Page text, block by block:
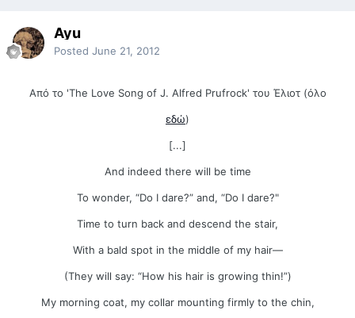
Ayu
Posted June 21, 2012
Από το 'The Love Song of J. Alfred Prufrock' του Έλιοτ (όλο
εδώ)
[...]
And indeed there will be time
To wonder, “Do I dare?” and, “Do I dare?"
Time to turn back and descend the stair,
With a bald spot in the middle of my hair—
(They will say: “How his hair is growing thin!”)
My morning coat, my collar mounting firmly to the chin,